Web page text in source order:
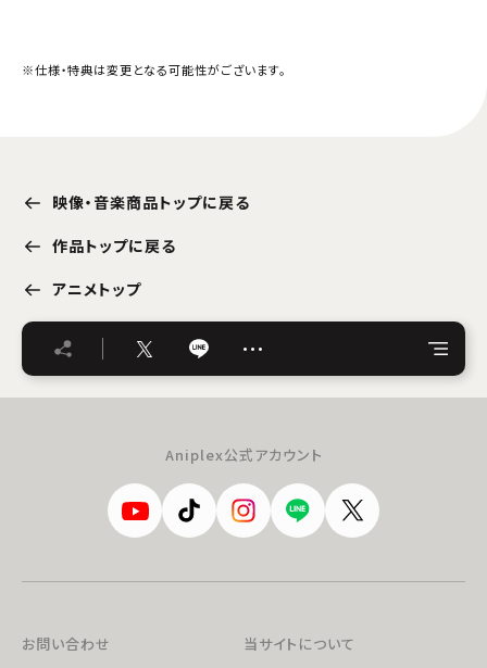
※仕様・特典は変更となる可能性がございます。
映像・音楽商品トップに戻る
作品トップに戻る
アニメトップ
…
Aniplex公式アカウント
お問い合わせ 当サイトについて